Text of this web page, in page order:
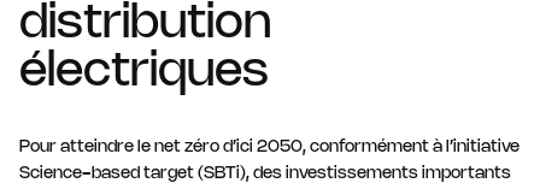
distribution
électriques
Pour atteindre le net zéro d’ici 2050, conformément à l’initiative
Science-based target (SBTi), des investissements importants